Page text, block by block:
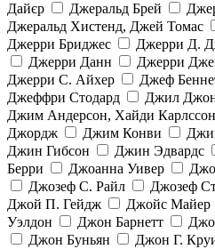
Дайєр
Джеральд Брей
Джеральд Хистенд, Джей Томас
Джерри Бриджес
Джерри Д.
Джерри Данн
Джерри
Джерри С. Айхер
Джеф
Джеффри Стодард
Джил
Джим Андерсон, Хайди Карлссон
Джордж
Джим Конви
Джин Гибсон
Джин Эдвардс
Берри
Джоанна Уивер
Джозеф С. Райл
Джозеф
Джой П. Гейдж
Джойс Майер
Уэлдон
Джон Барнетт
Джон Буньян
Джон Г.